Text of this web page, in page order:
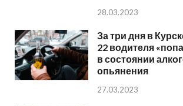
28.03.2023
За три дня в
22 водителя
в состоянии
опьянения
27.03.2023